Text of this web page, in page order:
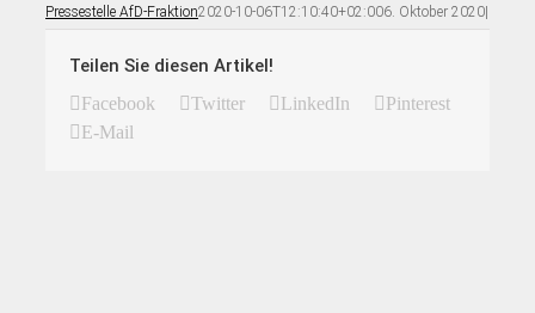
Pressestelle AfD-Fraktion2020-10-06T12:10:40+02:006. Oktober 2020|
Teilen Sie diesen Artikel!
Facebook Twitter LinkedIn
Pinterest
E-Mail